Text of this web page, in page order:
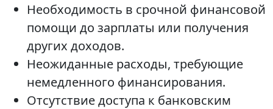
Необходимость в срочной финансовой
помощи до зарплаты или получения
других доходов.
Неожиданные расходы, требующие
немедленного финансирования.
Отсутствие доступа к банковским